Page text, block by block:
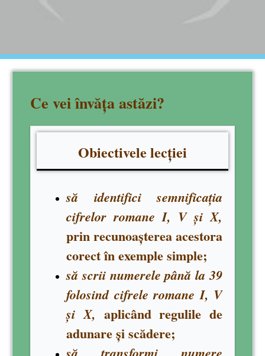
Ce vei învăța astăzi?
Obiectivele lecției
să identificisemnificația
cifrelor romane I, V și X,
prin recunoașterea acestora
corect în exemple simple;
să scrii numerele până la 39
folosind cifrele romane I, V
și X, aplicând regulile de
adunare și scădere;